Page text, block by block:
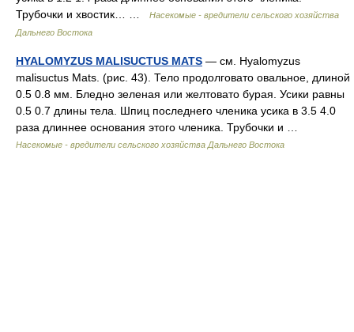
Трубочки и хвостик… …
Насекомые - вредители сельского хозяйства
Дальнего Востока
HYALOMYZUS MALISUCTUS MATS — см. Hyalomyzus
malisuctus Mats. (рис. 43). Тело продолговато овальное, длиной
0.5 0.8 мм. Бледно зеленая или желтовато бурая. Усики равны
0.5 0.7 длины тела. Шпиц последнего членика усика в 3.5 4.0
раза длиннее основания этого членика. Трубочки и …
Насекомые - вредители сельского хозяйства Дальнего Востока